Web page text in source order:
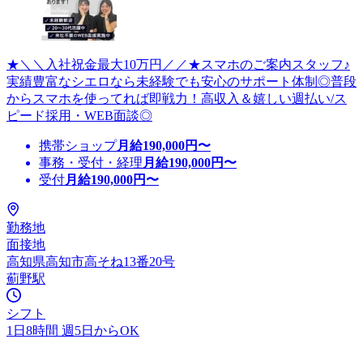
★＼＼入社祝金最大10万円／／★スマホのご案内スタッフ♪
実績豊富なシエロなら未経験でも安心のサポート体制◎普段
からスマホを使ってれば即戦力！高収入＆嬉しい週払い/ス
ピード採用・WEB面談◎
携帯ショップ月給190,000円〜
事務・受付・経理 月給190,000円〜
受付月給190,000円〜
勤務地
面接地
高知県高知市高そね13番20号
薊野駅
シフト
1日8時間 週5日からOK